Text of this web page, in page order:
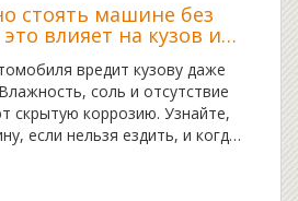
стоять машине без
влияет на кузов и
вредит кузову даже
соль и отсутствие
скрытую коррозию. Узнайте,
если нельзя ездить, и когда